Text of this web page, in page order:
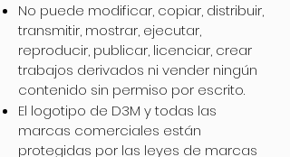
No puede modificar, copiar, distribuir,
transmitir, mostrar, ejecutar,
reproducir, publicar, licenciar, crear
trabajos derivados ni vender ningún
contenido sin permiso por escrito.
El logotipo de D3M y todas las
marcas comerciales están
protegidas por las leyes de marcas